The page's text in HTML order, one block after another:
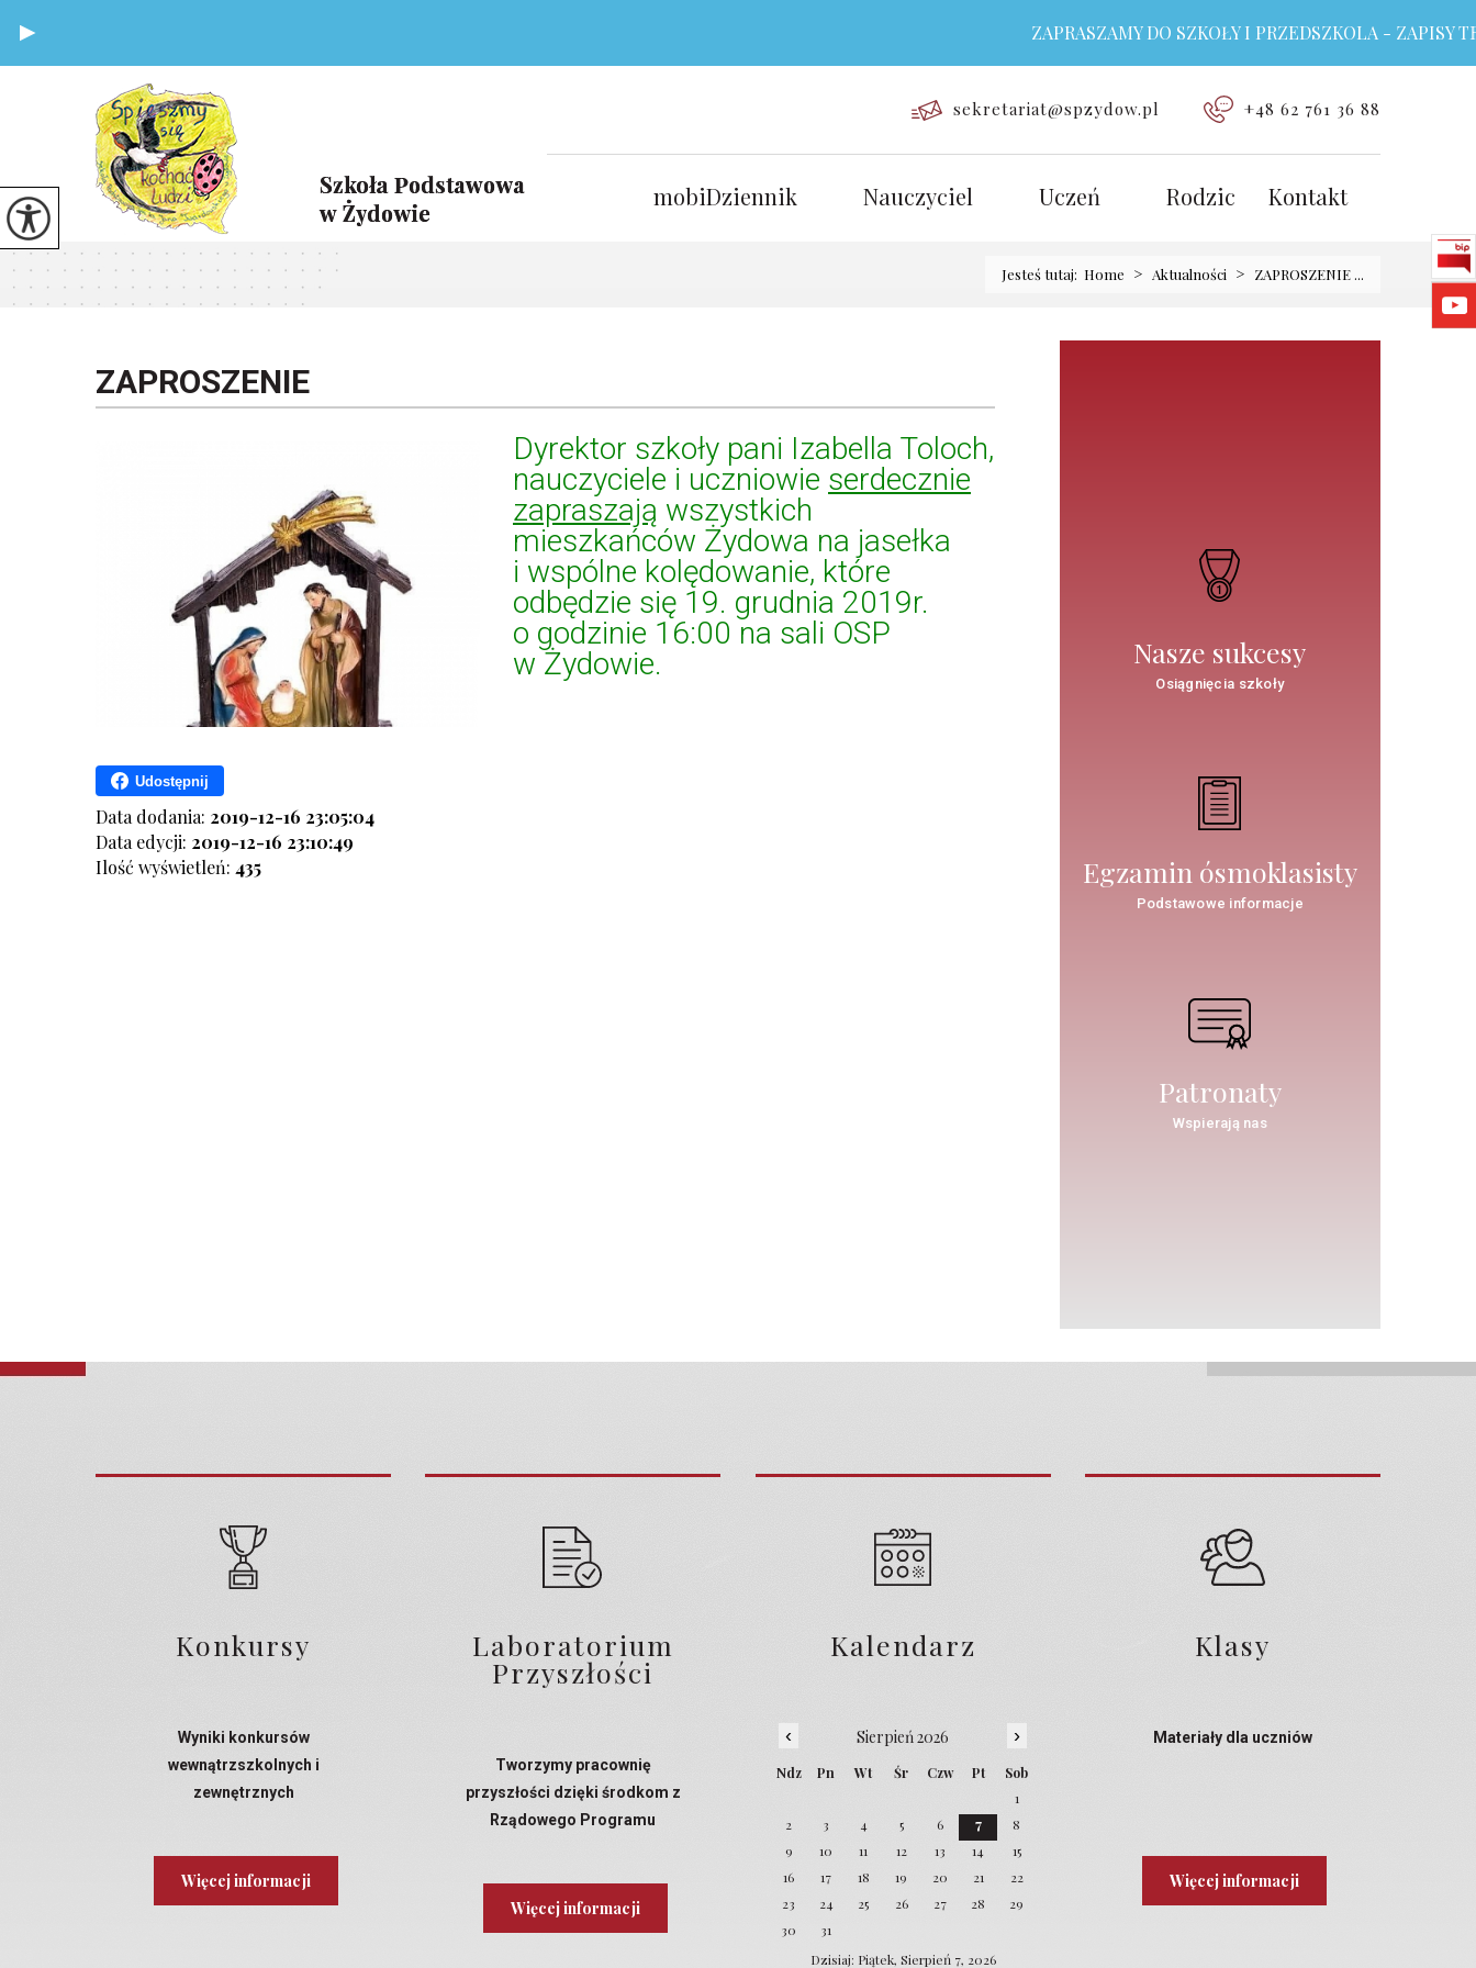
ZAPRASZAMY DO SZKOŁY I PRZEDSZKOLA - ZAPISY
sekretariat@spzydow.pl +48 62 761 36 88
mobiDziennik Nauczyciel Uczeń Rodzic Kontakt
Jesteś tutaj: Home > Aktualności > ZAPROSZENIE ...
ZAPROSZENIE
Dyrektor szkoły pani Izabella Toloch,
nauczyciele i uczniowie serdecznie
zapraszają wszystkich
mieszkańców Żydowa na jasełka
i wspólne kolędowanie, które
odbędzie się 19. grudnia 2019r.
o godzinie 16:00 na sali OSP
w Żydowie.
Udostępnij
Data dodania: 2019-12-16 23:05:04
Data edycji: 2019-12-16 23:10:49
Ilość wyświetleń: 435
Nasze sukcesy
Osiągnięcia szkoły
Egzamin ósmoklasisty
Podstawowe informacje
Patronaty
Wspierają nas
Konkursy
Wyniki konkursów
wewnątrzszkolnych i
zewnętrznych
Więcej informacji
Laboratorium
Przyszłości
Tworzymy pracownię
przyszłości dzięki środkom z
Rządowego Programu
Więcej informacji
Kalendarz
‹ Sierpień 2026 ›
Ndz Pn Wt Śr Czw Pt
Sob
1
2
3 4 5 6 7
8
9
10 11 12 13 14
15
16
17 18 19 20 21
22
23
24 25 26 27 28
29
30
31
Dzisiaj: Piątek, Sierpień 7, 2026
Klasy
Materiały dla uczniów
Więcej informacji